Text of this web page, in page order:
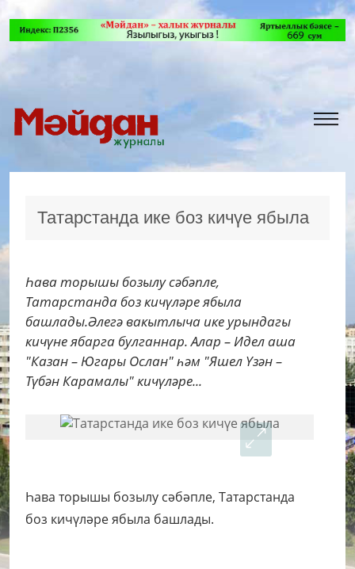
Татарстанда ике боз кичүе ябыла
Һава торышы бозылу сәбәпле,
Татарстанда боз кичүләре ябыла
башлады.Әлегә вакытлыча ике урындагы
кичүне ябарга булганнар. Алар – Идел аша
"Казан – Югары Ослан" һәм "Яшел Үзән –
Түбән Карамалы" кичүләре...
Һава торышы бозылу сәбәпле, Татарстанда
боз кичүләре ябыла башлады.